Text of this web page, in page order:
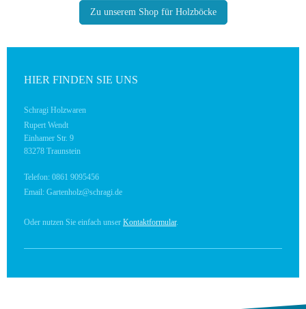
Zu unserem Shop für Holzböcke
HIER FINDEN SIE UNS
Schragi Holzwaren
Rupert Wendt
Einhamer Str. 9
83278 Traunstein
Telefon: 0861 9095456
Email: Gartenholz@schragi.de
Oder nutzen Sie einfach unser Kontaktformular.